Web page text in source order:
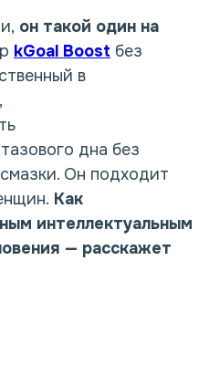
он такой один на
kGoal Boost без
в
дна без
Он подходит
Как
интеллектуальным
— расскажет